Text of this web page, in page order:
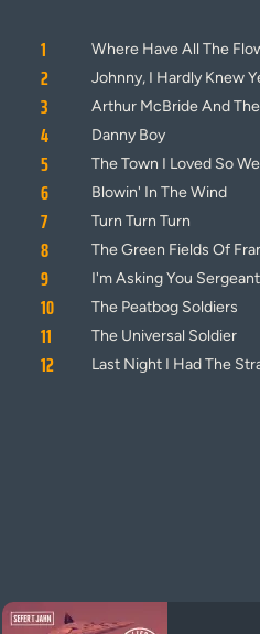
1 Where Have All The
2
Johnny, I Hardly Knew
3
Arthur McBride And
4
Danny Boy
5
The Town I Loved So
6
Blowin' In The Wind
7
Turn Turn Turn
8
The Green Fields Of
9
I'm Asking You
10
The Peatbog Soldiers
11
The Universal Soldier
12
Last Night I Had The